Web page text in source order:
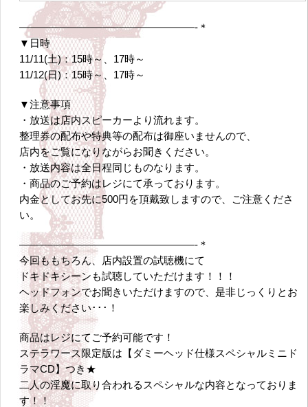
—————————————————-＊
▼日時
11/11(土)：15時～、17時～
11/12(日)：15時～、17時～
▼注意事項
・放送は店内スピーカーより流れます。
整理券の配布や特典等の配布は御座いませんので、
店内をご覧になりながらお聞きください。
・放送内容は全日程同じものなります。
・商品のご予約はレジにて承っております。
内金としてお先に500円を頂戴致しますので、ご注意くださ
い。
—————————————————-＊
今回ももちろん、店内設置の試聴機にて
ドキドキシーンも試聴していただけます！！！
ヘッドフォンでお聞きいただけますので、是非じっくりとお
楽しみください･･･！
商品はレジにてご予約可能です！
ステラワース限定版は【ダミーヘッド仕様スペシャルミニド
ラマCD】つき★
二人の淫魔に取り合われるスペシャルな内容となっておりま
す！！